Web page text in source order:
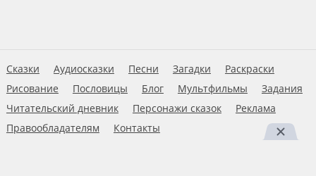
Сказки Аудиосказки Песни Загадки
Раскраски
Рисование
Пословицы Блог Мультфильмы
Задания
Читательский дневник
Персонажи сказок
Реклама
Правообладателям
Контакты